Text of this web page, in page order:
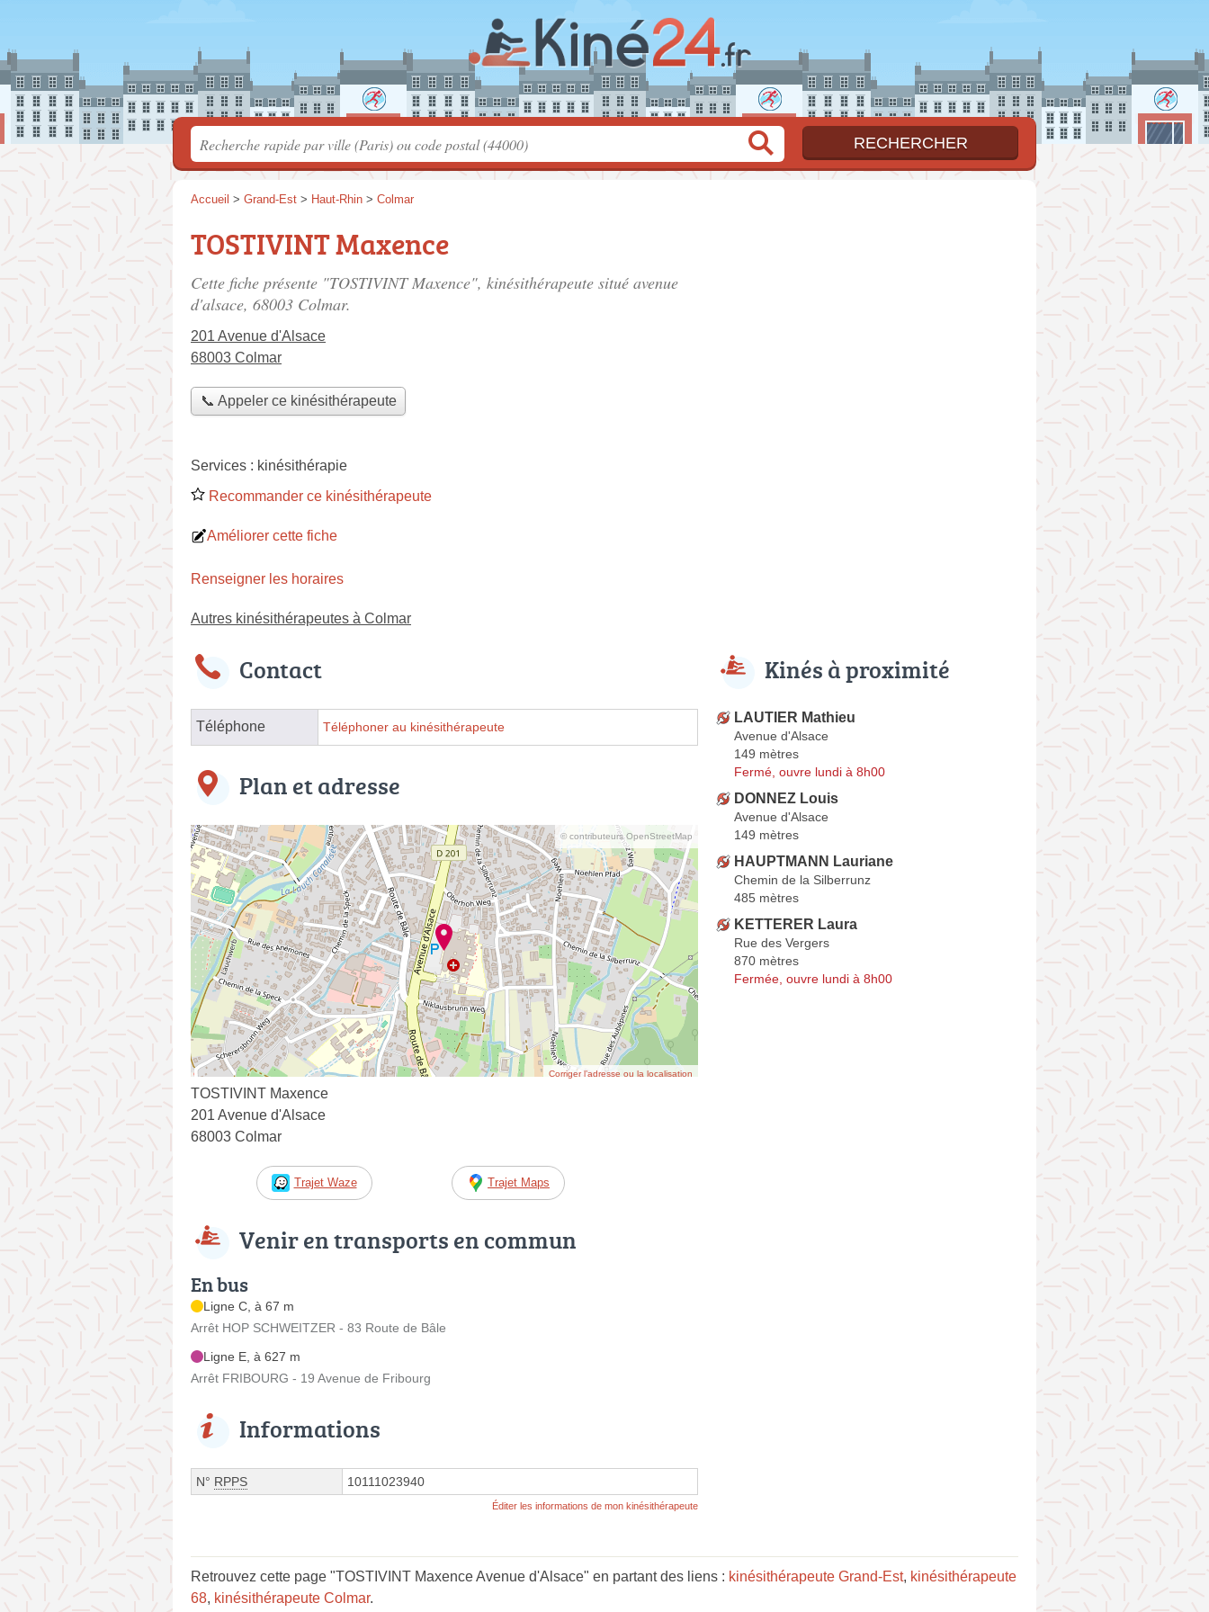
Accueil > Grand-Est > Haut-Rhin > Colmar
TOSTIVINT Maxence
Cette fiche présente "TOSTIVINT Maxence", kinésithérapeute situé avenue
d'alsace, 68003 Colmar.
201 Avenue d'Alsace
68003 Colmar
📞 Appeler ce kinésithérapeute
Services : kinésithérapie
Recommander ce kinésithérapeute
Améliorer cette fiche
Renseigner les horaires
Autres kinésithérapeutes à Colmar
Contact
Téléphone Téléphoner au kinésithérapeute
Plan et adresse
© contributeurs OpenStreetMap
Corriger l’adresse ou la localisation
TOSTIVINT Maxence
201 Avenue d'Alsace
68003 Colmar
Trajet Waze Trajet Maps
Venir en transports en commun
En bus
Ligne C, à 67 m
Arrêt HOP SCHWEITZER - 83 Route de Bâle
Ligne E, à 627 m
Arrêt FRIBOURG - 19 Avenue de Fribourg
Informations
N° RPPS 10111023940
Éditer les informations de mon kinésithérapeute
Kinés à proximité
LAUTIER Mathieu
Avenue d'Alsace
149 mètres
Fermé, ouvre lundi à 8h00
DONNEZ Louis
Avenue d'Alsace
149 mètres
HAUPTMANN Lauriane
Chemin de la Silberrunz
485 mètres
KETTERER Laura
Rue des Vergers
870 mètres
Fermée, ouvre lundi à 8h00
Retrouvez cette page "TOSTIVINT Maxence Avenue d'Alsace" en partant des liens : kinésithérapeute Grand-Est, kinésithérapeute
68, kinésithérapeute Colmar.